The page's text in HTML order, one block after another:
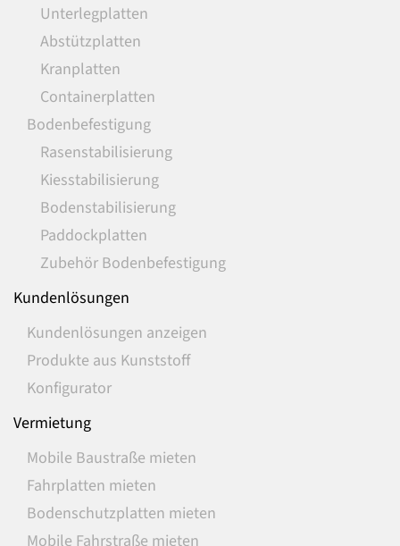
Unterlegplatten
Abstützplatten
Kranplatten
Containerplatten
Bodenbefestigung
Rasenstabilisierung
Kiesstabilisierung
Bodenstabilisierung
Paddockplatten
Zubehör Bodenbefestigung
Kundenlösungen
Kundenlösungen anzeigen
Produkte aus Kunststoff
Konfigurator
Vermietung
Mobile Baustraße mieten
Fahrplatten mieten
Bodenschutzplatten mieten
Mobile Fahrstraße mieten